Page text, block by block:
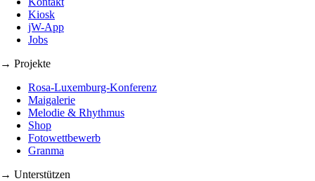
Kiosk
jW-App
Jobs
→ Projekte
Rosa-Luxemburg-Konferenz
Maigalerie
Melodie & Rhythmus
Shop
Fotowettbewerb
Granma
→ Unterstützen